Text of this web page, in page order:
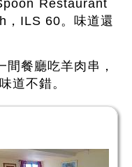
Restaurant
ILS 60。味道還
餐廳吃羊肉串，
道不錯。